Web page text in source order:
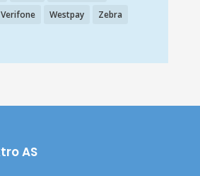
Verifone Westpay
Zebra
AS